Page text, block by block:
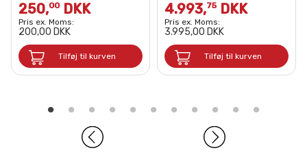
250,00DKK
Pris ex. Moms:
200,00 DKK
Tilføj til kurven
4.993,75 DKK
Pris ex. Moms:
3.995,00 DKK
Tilføj til kurven